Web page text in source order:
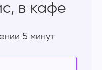
в кафе
5 минут